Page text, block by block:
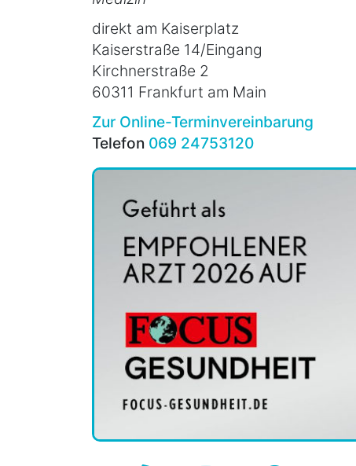
direkt am Kaiserplatz
Kaiserstraße 14/Eingang
Kirchnerstraße 2
60311 Frankfurt am Main
Zur Online-Terminvereinbarung
Telefon 069 24753120